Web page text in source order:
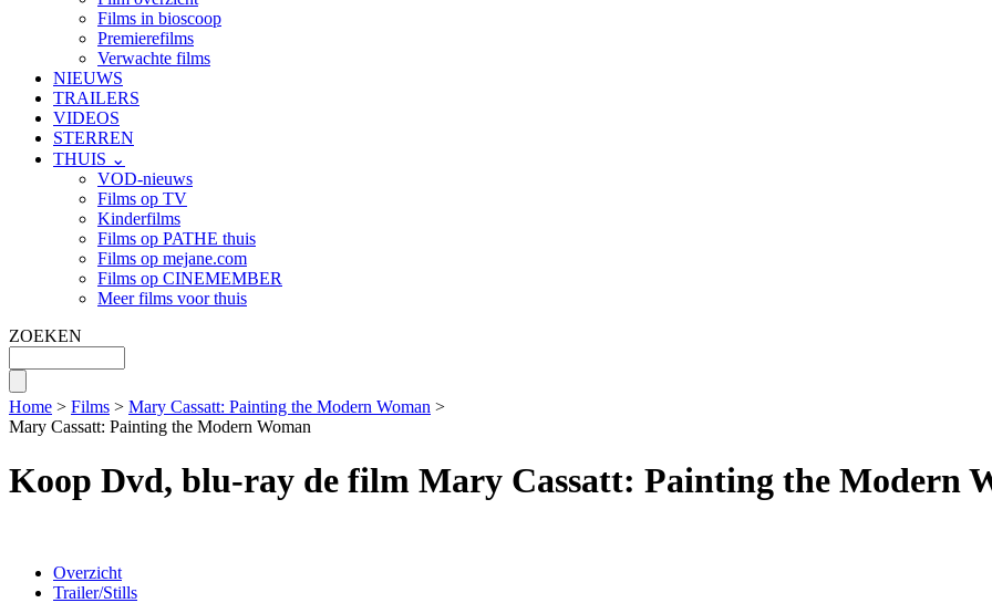
Films in bioscoop
Premierefilms
Verwachte films
NIEUWS
TRAILERS
VIDEOS
STERREN
THUIS ⌄
VOD-nieuws
Films op TV
Kinderfilms
Films op PATHE thuis
Films op mejane.com
Films op CINEMEMBER
Meer films voor thuis
ZOEKEN
Home > Films > Mary Cassatt: Painting the Modern Woman >
Mary Cassatt: Painting the Modern Woman
Koop Dvd, blu-ray de film Mary Cassatt: Painting the Modern
Overzicht
Trailer/Stills